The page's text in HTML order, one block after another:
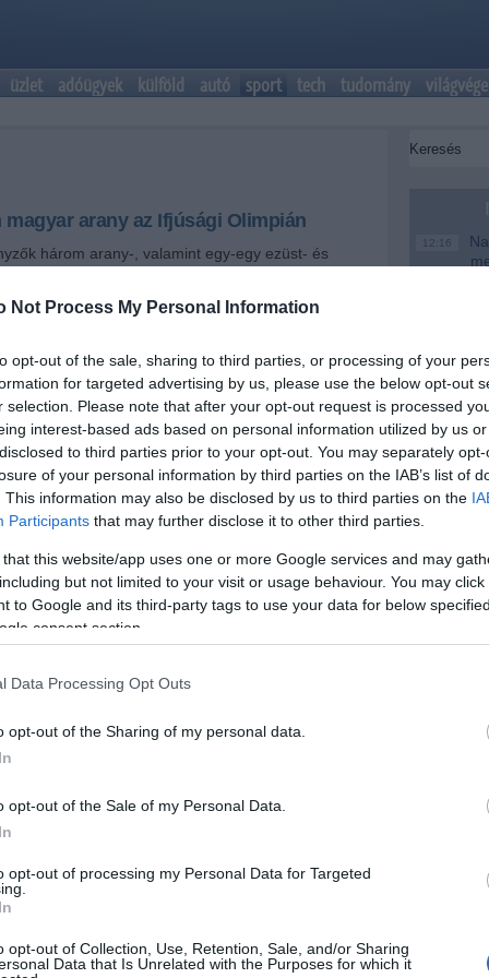
Not Process My Personal Information
opt-out of the sale, sharing to third parties, or processing of your
for targeted advertising by us, please use the below opt-out
selection. Please note that after your opt-out request is processed
interest-based ads based on personal information utilized by us
to third parties prior to your opt-out. You may separately
of your personal information by third parties on the IAB’s list of
This information may also be disclosed by us to third parties on the
Participants that may further disclose it to other third parties.
that this website/app uses one or more Google services and may
but not limited to your visit or usage behaviour. You may
to Google and its third-party tags to use your data for below
consent section.
Data Processing Opt Outs
opt-out of the Sharing of my personal data.
opt-out of the Sale of my Personal Data.
opt-out of processing my Personal Data for Targeted
opt-out of Collection, Use, Retention, Sale, and/or Sharing
Data that Is Unrelated with the Purposes for which it
üzlet adóügyek külföld autó sport tech tudomány világvége
magyar arany az Ifjúsági Olimpián
három arany-, valamint egy-egy ezüst- és
a kínai Nankingban zajló ifjúsági olimpia
+
freedigitalphotos.net/khunaspix
Bizottság tájékoztatása szerint az uszodában négy
jutott a küldöttségnek: Szilágyi Liliána a 200 méter
pillangóúszásban is első lett, a fiúk 200 méteres
magyar csatát hozott, miután Kenderesi Tamás
pedig ezüstérmes lett.
második bronzérmét szerezte, ezúttal 200 méter
a dobogó alsó fokára. A sportlövő Péni István, aki
volt, egyiptomi versenyzőtársával megnyerte a
csapatok kétnapos küzdelmét, így ő is aranyérmet
Magyarországot 16 sportágban -
atlétikában, cselgáncsban, kajak-kenuban,
ökölvívásban, öttusában,
és vívásban - 57 sportoló képviseli.
több mint kétszáz országból csaknem 3800, 15 és
méri össze erejét 28 sportágban.
12:16
18:37
16:12
A
14:02
12:56
Nem is
Mit